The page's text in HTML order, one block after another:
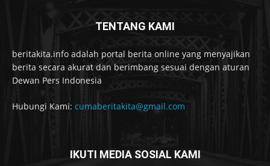
TENTANG KAMI
beritakita.info adalah portal berita online yang menyajikan
berita secara akurat dan berimbang sesuai dengan aturan
Dewan Pers Indonesia
Hubungi Kami: cumaberitakita@gmail.com
IKUTI MEDIA SOSIAL KAMI